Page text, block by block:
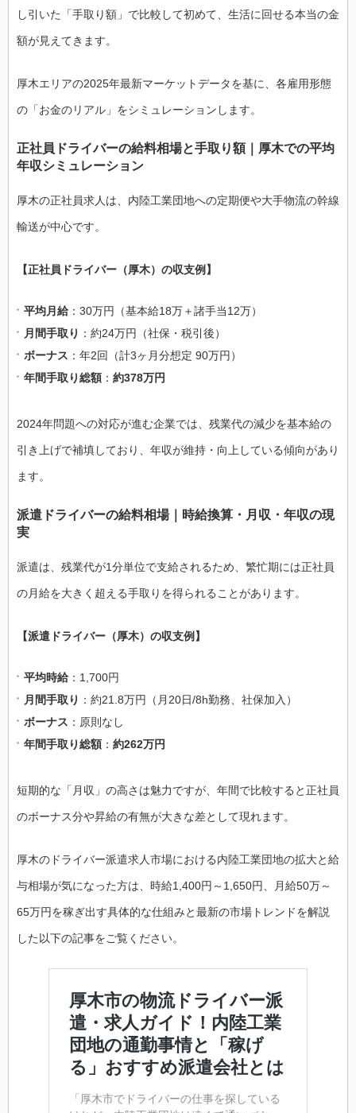
し引いた「手取り額」で比較して初めて、生活に回せる本当の金
額が見えてきます。
厚木エリアの2025年最新マーケットデータを基に、各雇用形態
の「お金のリアル」をシミュレーションします。
正社員ドライバーの給料相場と手取り額｜厚木での平均
年収シミュレーション
厚木の正社員求人は、内陸工業団地への定期便や大手物流の幹線
輸送が中心です。
【正社員ドライバー（厚木）の収支例】
平均月給：30万円（基本給18万＋諸手当12万）
月間手取り ：約24万円（社保・税引後）
ボーナス ：年2回（計3ヶ月分想定 90万円）
年間手取り総額： 約378万円
2024年問題への対応が進む企業では、残業代の減少を基本給の
引き上げで補填しており、年収が維持・向上している傾向があり
ます。
派遣ドライバーの給料相場｜時給換算・月収・年収の現
実
派遣は、残業代が1分単位で支給されるため、繁忙期には正社員
の月給を大きく超える手取りを得られることがあります。
【派遣ドライバー（厚木）の収支例】
平均時給：1,700円
月間手取り ：約21.8万円（月20日/8h勤務、社保加入）
ボーナス ：原則なし
年間手取り総額： 約262万円
短期的な「月収」の高さは魅力ですが、年間で比較すると正社員
のボーナス分や昇給の有無が大きな差として現れます。
厚木のドライバー派遣求人市場における内陸工業団地の拡大と給
与相場が気になった方は、時給1,400円～1,650円、月給50万～
65万円を稼ぎ出す具体的な仕組みと最新の市場トレンドを解説
した以下の記事をご覧ください。